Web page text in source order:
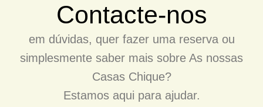
Contacte-nos
em dúvidas, quer fazer uma reserva ou
simplesmente saber mais sobre As nossas
Casas Chique?
Estamos aqui para ajudar.